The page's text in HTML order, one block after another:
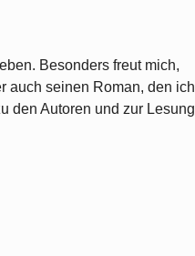
Besonders freut mich,
auch seinen Roman, den ich
den Autoren und zur Lesung